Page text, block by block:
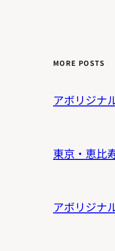
MORE POSTS
アボリジナ
東京・恵比
アボリジナ